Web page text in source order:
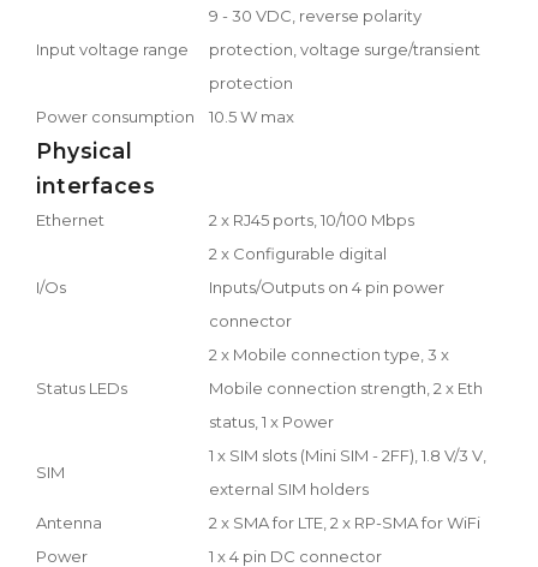
Input voltage range
9 - 30 VDC, reverse polarity
protection, voltage surge/transient
protection
Power consumption
10.5 W max
Physical
interfaces
Ethernet 2 x RJ45 ports, 10/100 Mbps
I/Os
2 x Configurable digital
Inputs/Outputs on 4 pin power
connector
Status LEDs
2 x Mobile connection type, 3 x
Mobile connection strength, 2 x Eth
status, 1 x Power
SIM
1 x SIM slots (Mini SIM - 2FF), 1.8 V/3 V,
external SIM holders
Antenna
2 x SMA for LTE, 2 x RP-SMA for WiFi
Power
1 x 4 pin DC connector